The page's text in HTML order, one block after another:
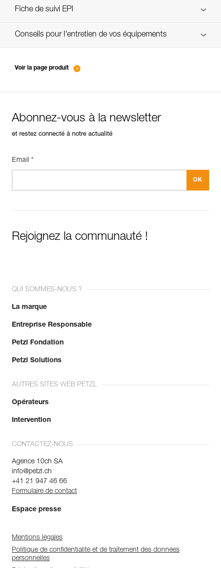
verif EPI-CONNECTEURS-procedure-FR
Fiche de suivi EPI
verif EPI-suivi-connecteur-FR
Conseils pour l'entretien de vos équipements
Voir la page produit
Abonnez-vous à la newsletter
et restez connecté à notre actualité
Email *
Rejoignez la communauté !
QUI SOMMES-NOUS ?
La marque
Entreprise Responsable
Petzl Fondation
Petzl Solutions
AUTRES SITES WEB PETZL
Opérateurs
Intervention
CONTACTEZ-NOUS
Agence 10ch SA
info@petzl.ch
+41 21 947 46 66
Formulaire de contact
Espace presse
Mentions légales
Politique de confidentialité et de traitement des données
personnelles